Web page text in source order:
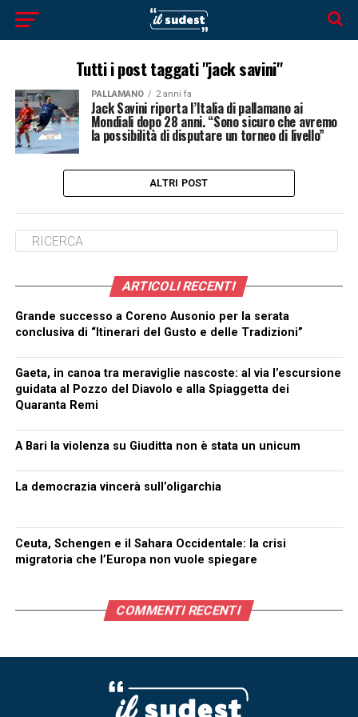
Tutti i post taggati "jack savini"
PALLAMANO 2 anni fa
Jack Savini riporta l’Italia di pallamano ai
Mondiali dopo 28 anni. “Sono sicuro che avremo
la possibilità di disputare un torneo di livello”
ALTRI POST
ARTICOLI RECENTI
Grande successo a Coreno Ausonio per la serata
conclusiva di “Itinerari del Gusto e delle Tradizioni”
Gaeta, in canoa tra meraviglie nascoste: al via l’escursione
guidata al Pozzo del Diavolo e alla Spiaggetta dei
Quaranta Remi
A Bari la violenza su Giuditta non è stata un unicum
La democrazia vincerà sull’oligarchia
Ceuta, Schengen e il Sahara Occidentale: la crisi
migratoria che l’Europa non vuole spiegare
COMMENTI RECENTI